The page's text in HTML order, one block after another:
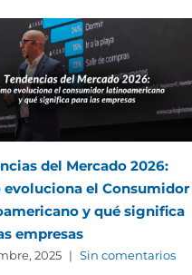
del Mercado 2026:
evoluciona el Consumidor
y qué significa
empresas
2025 | Sin comentarios